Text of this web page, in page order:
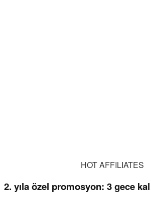
HOT AFFILIATES
2. yıla özel promosyon: 3 gece